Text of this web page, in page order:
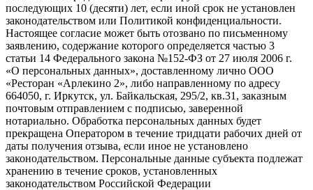
последующих 10 (десяти) лет, если иной срок не установлен
законодательством или Политикой конфиденциальности.
Настоящее согласие может быть отозвано по письменному
заявлению, содержание которого определяется частью 3
статьи 14 Федерального закона №152-ФЗ от 27 июля 2006 г.
«О персональных данных», доставленному лично ООО
«Ресторан «Арлекино 2», либо направленному по адресу
664050, г. Иркутск, ул. Байкальская, 295/2, кв.31, заказным
почтовым отправлением с подписью, заверенной
нотариально. Обработка персональных данных будет
прекращена Оператором в течение тридцати рабочих дней от
даты получения отзыва, если иное не установлено
законодательством. Персональные данные субъекта подлежат
хранению в течение сроков, установленных
законодательством Российской Федерации